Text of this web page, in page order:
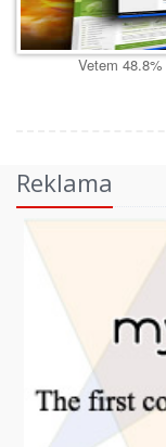
Vetem
Reklama